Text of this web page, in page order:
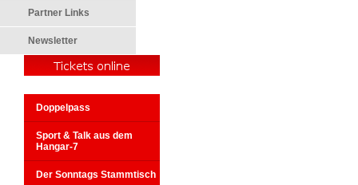
Partner Links
Newsletter
Doppelpass
Sport & Talk aus dem
Hangar-7
Der Sonntags Stammtisch